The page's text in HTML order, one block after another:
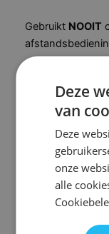
Gebruikt NOOIT
op dat u niet de
dan is de
repareren.
U kunt de
deze
Deze
van
Deze
onze
alle